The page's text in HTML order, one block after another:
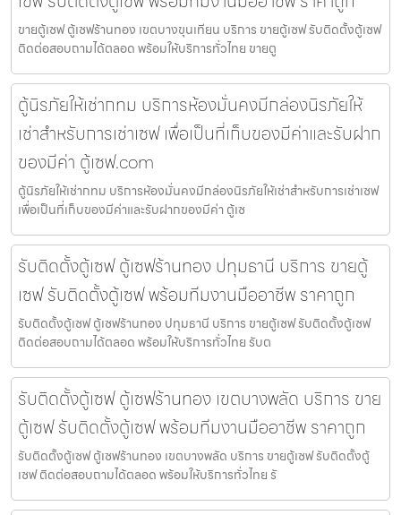
ขายตู้เซฟ ตู้เซฟร้านทอง เขตบางขุนเทียน บริการ ขายตู้เซฟ รับติดตั้งตู้เซฟ
ติดต่อสอบถามได้ตลอด พร้อมให้บริการทั่วไทย ขายตู
ตู้นิรภัยให้เช่ากทม บริการห้องมั่นคงมีกล่องนิรภัยให้
เช่าสำหรับการเช่าเซฟ เพื่อเป็นที่เก็บของมีค่าและรับฝาก
ของมีค่า ตู้เซฟ.com
ตู้นิรภัยให้เช่ากทม บริการห้องมั่นคงมีกล่องนิรภัยให้เช่าสำหรับการเช่าเซฟ
เพื่อเป็นที่เก็บของมีค่าและรับฝากของมีค่า ตู้เซ
รับติดตั้งตู้เซฟ ตู้เซฟร้านทอง ปทุมธานี บริการ ขายตู้
เซฟ รับติดตั้งตู้เซฟ พร้อมทีมงานมืออาชีพ ราคาถูก
รับติดตั้งตู้เซฟ ตู้เซฟร้านทอง ปทุมธานี บริการ ขายตู้เซฟ รับติดตั้งตู้เซฟ
ติดต่อสอบถามได้ตลอด พร้อมให้บริการทั่วไทย รับต
รับติดตั้งตู้เซฟ ตู้เซฟร้านทอง เขตบางพลัด บริการ ขาย
ตู้เซฟ รับติดตั้งตู้เซฟ พร้อมทีมงานมืออาชีพ ราคาถูก
รับติดตั้งตู้เซฟ ตู้เซฟร้านทอง เขตบางพลัด บริการ ขายตู้เซฟ รับติดตั้งตู้
เซฟ ติดต่อสอบถามได้ตลอด พร้อมให้บริการทั่วไทย รั